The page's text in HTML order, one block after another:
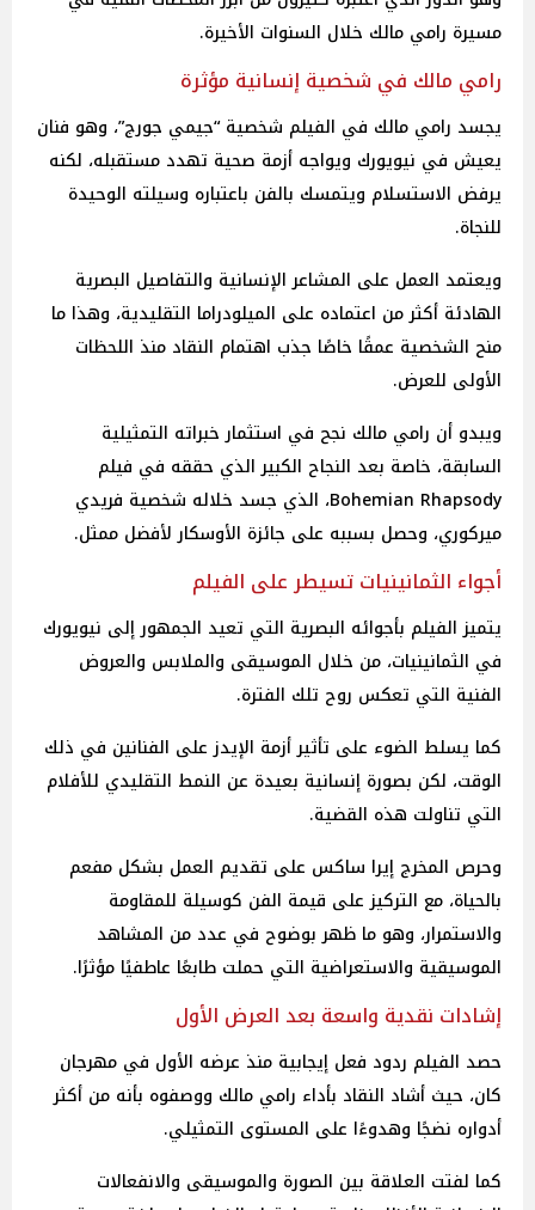
مسيرة رامي مالك خلال السنوات الأخيرة.
رامي مالك في شخصية إنسانية مؤثرة
يجسد رامي مالك في الفيلم شخصية “جيمي جورج”، وهو فنان
يعيش في نيويورك ويواجه أزمة صحية تهدد مستقبله، لكنه
يرفض الاستسلام ويتمسك بالفن باعتباره وسيلته الوحيدة
للنجاة.
ويعتمد العمل على المشاعر الإنسانية والتفاصيل البصرية
الهادئة أكثر من اعتماده على الميلودراما التقليدية، وهذا ما
منح الشخصية عمقًا خاصًا جذب اهتمام النقاد منذ اللحظات
الأولى للعرض.
ويبدو أن رامي مالك نجح في استثمار خبراته التمثيلية
السابقة، خاصة بعد النجاح الكبير الذي حققه في فيلم
Bohemian Rhapsody، الذي جسد خلاله شخصية فريدي
ميركوري، وحصل بسببه على جائزة الأوسكار لأفضل ممثل.
أجواء الثمانينيات تسيطر على الفيلم
يتميز الفيلم بأجوائه البصرية التي تعيد الجمهور إلى نيويورك
في الثمانينيات، من خلال الموسيقى والملابس والعروض
الفنية التي تعكس روح تلك الفترة.
كما يسلط الضوء على تأثير أزمة الإيدز على الفنانين في ذلك
الوقت، لكن بصورة إنسانية بعيدة عن النمط التقليدي للأفلام
التي تناولت هذه القضية.
وحرص المخرج إيرا ساكس على تقديم العمل بشكل مفعم
بالحياة، مع التركيز على قيمة الفن كوسيلة للمقاومة
والاستمرار، وهو ما ظهر بوضوح في عدد من المشاهد
الموسيقية والاستعراضية التي حملت طابعًا عاطفيًا مؤثرًا.
إشادات نقدية واسعة بعد العرض الأول
حصد الفيلم ردود فعل إيجابية منذ عرضه الأول في مهرجان
كان، حيث أشاد النقاد بأداء رامي مالك ووصفوه بأنه من أكثر
أدواره نضجًا وهدوءًا على المستوى التمثيلي.
كما لفتت العلاقة بين الصورة والموسيقى والانفعالات